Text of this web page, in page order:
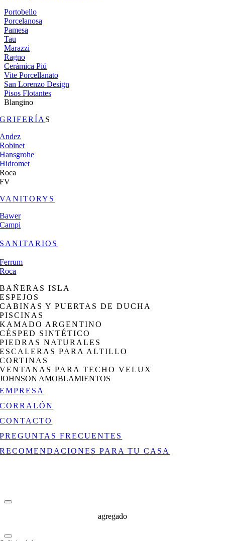
Portobello
Porcelanosa
Pamesa
Tau
Marazzi
Ragno
Cerámica Piú
Vite Porcellanato
San Lorenzo Design
Pisos Flotantes
Blangino
GRIFERÍA S
Andez
Robinet
Hansgrohe
Hidromet
Roca
FV
VANITORYS
Bawer
Campi
SANITARIOS
Ferrum
Roca
BAÑERAS ISLA
ESPEJOS
CABINAS Y PUERTAS DE DUCHA
PISCINAS
KAMADO ARGENTINO
CÉSPED SINTÉTICO
PIEDRAS NATURALES
ESCALERAS PARA ALTILLO
CORTINAS
VENTANAS PARA TECHO VELUX
JOHNSON AMOBLAMIENTOS
EMPRESA
CORRALÓN
CONTACTO
PREGUNTAS FRECUENTES
RECOMENDACIONES PARA TU CASA
agregado